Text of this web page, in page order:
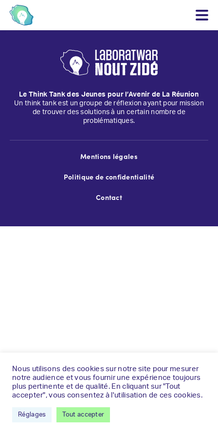
Le Think Tank des Jeunes pour l’Avenir de La Réunion
Un think tank est un groupe de réflexion ayant pour mission
de trouver des solutions à un certain nombre de
problématiques.
Mentions légales
Politique de confidentialité
Contact
Nous utilisons des cookies sur notre site pour mesurer
notre audience et vous fournir une expérience toujours
plus pertinente et de qualité. En cliquant sur "Tout
accepter", vous consentez à l'utilisation de ces cookies.
Réglages Tout accepter